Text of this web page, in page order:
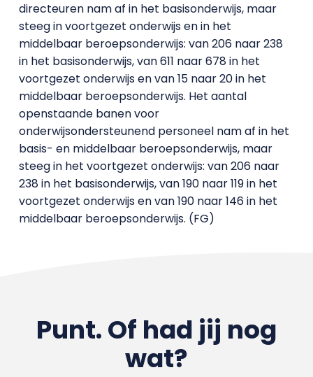
directeuren nam af in het basisonderwijs, maar
steeg in voortgezet onderwijs en in het
middelbaar beroepsonderwijs: van 206 naar 238
in het basisonderwijs, van 611 naar 678 in het
voortgezet onderwijs en van 15 naar 20 in het
middelbaar beroepsonderwijs. Het aantal
openstaande banen voor
onderwijsondersteunend personeel nam af in het
basis- en middelbaar beroepsonderwijs, maar
steeg in het voortgezet onderwijs: van 206 naar
238 in het basisonderwijs, van 190 naar 119 in het
voortgezet onderwijs en van 190 naar 146 in het
middelbaar beroepsonderwijs. (FG)
Punt. Of had jij nog
wat?